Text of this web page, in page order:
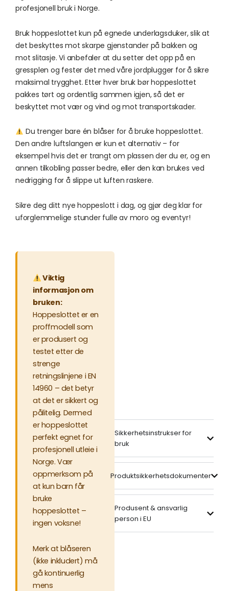
profesjonell bruk i Norge.
Bruk hoppeslottet kun på egnede underlagsduker, slik at
det beskyttes mot skarpe gjenstander på bakken og
mot slitasje. Vi anbefaler at du setter det opp på en
gressplen og fester det med våre jordplugger for å sikre
maksimal trygghet. Etter hver bruk bør hoppeslottet
pakkes tørt og ordentlig sammen igjen, så det er
beskyttet mot vær og vind og mot transportskader.
Du trenger bare én blåser for å bruke hoppeslottet.
Den andre luftslangen er kun et alternativ – for
eksempel hvis det er trangt om plassen der du er, og en
annen tilkobling passer bedre, eller den kan brukes ved
nedrigging for å slippe ut luften raskere.
Sikre deg ditt nye hoppeslott i dag, og gjør deg klar for
uforglemmelige stunder fulle av moro og eventyr!
Viktig
informasjon om
bruken:
Hoppeslottet er en
proffmodell som
er produsert og
testet etter de
strenge
retningslinjene i EN
14960 – det betyr
at det er sikkert og
pålitelig. Dermed
er hoppeslottet
perfekt egnet for
profesjonell utleie i
Norge. Vær
oppmerksom på
at kun barn får
bruke
hoppeslottet –
ingen voksne!
Merk at blåseren
(ikke inkludert) må
gå kontinuerlig
mens
Sikkerhetsinstrukser for
bruk
Produktsikkerhetsdokumenter
Produsent & ansvarlig
person i EU